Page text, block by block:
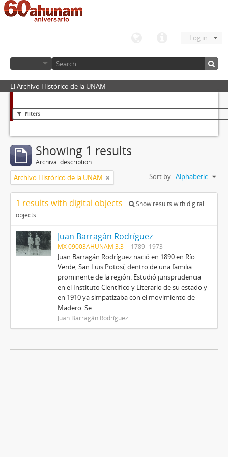
Log in
El Archivo Histórico de la UNAM
Filters
Showing 1 results
Archival description
Archivo Histórico de la UNAM Sort by: Alphabetic
1 results with digital objects
Show results with digital
objects
Juan Barragán Rodríguez
MX 09003AHUNAM 3.3 1789 -1973
Juan Barragán Rodríguez nació en 1890 en Río
Verde, San Luis Potosí, dentro de una familia
prominente de la región. Estudió jurisprudencia
en el Instituto Científico y Literario de su estado y
en 1910 ya simpatizaba con el movimiento de
Madero. Se...
Juan Barragán Rodríguez